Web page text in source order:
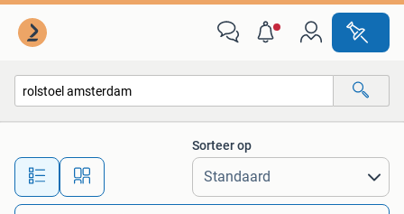
Alle afstanden…
Sorteer op